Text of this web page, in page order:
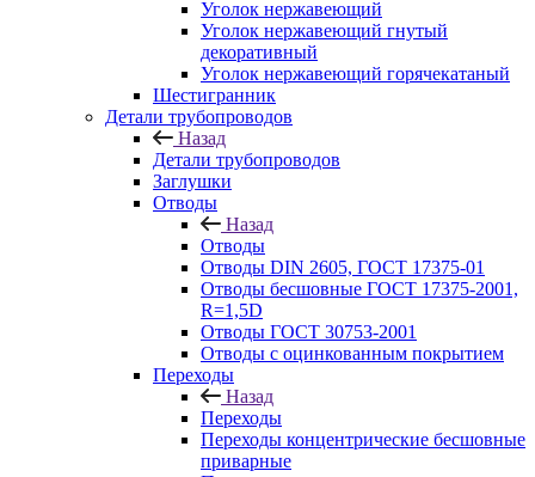
Уголок нержавеющий
Уголок нержавеющий гнутый
декоративный
Уголок нержавеющий горячекатаный
Шестигранник
Детали трубопроводов
Назад
Детали трубопроводов
Заглушки
Отводы
Назад
Отводы
Отводы DIN 2605, ГОСТ 17375-01
Отводы бесшовные ГОСТ 17375-2001,
R=1,5D
Отводы ГОСТ 30753-2001
Отводы с оцинкованным покрытием
Переходы
Назад
Переходы
Переходы концентрические бесшовные
приварные